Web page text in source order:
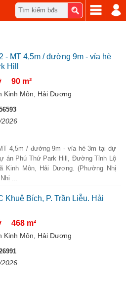
Tìm kiếm bđs
- MT 4,5m / đường 9m - vỉa hè
Hill
90 m²
Kinh Môn, Hải Dương
4,5m / đường 9m - vỉa hè 3m tại dự
án Phú Thứ Park Hill, Đường Tỉnh Lộ
Kinh Môn, Hải Dương. (Phường Nhị
...
Khuê Bích, P. Trần Liễu. Hải
468 m²
Kinh Môn, Hải Dương